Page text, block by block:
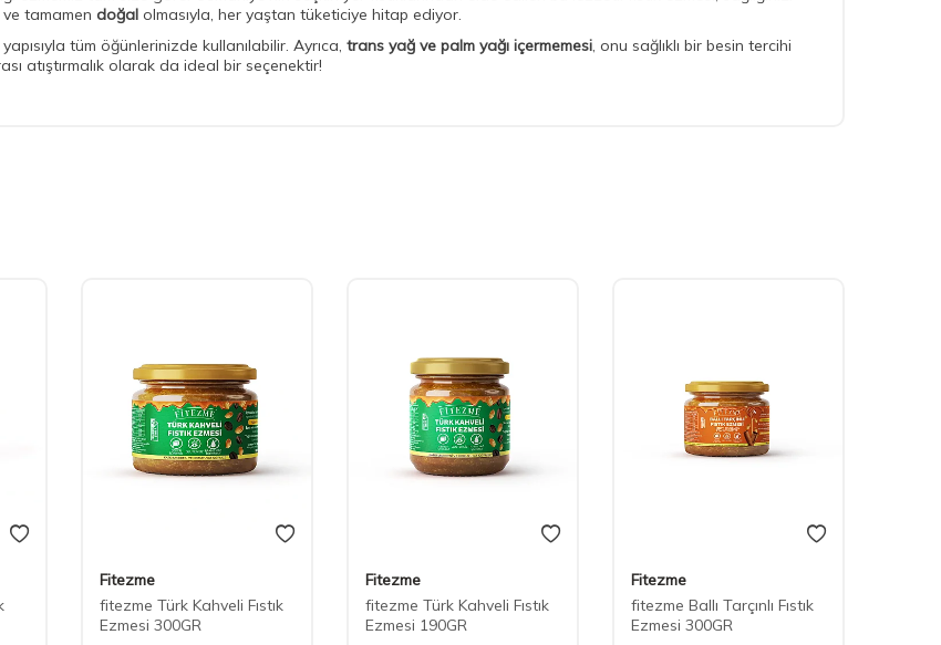
ve tamamen doğal olmasıyla, her yaştan tüketiciye hitap ediyor.
yapısıyla tüm öğünlerinizde kullanılabilir. Ayrıca, trans yağ ve palm yağı içermemesi, onu sağlıklı bir besin tercihi
atıştırmalık olarak da ideal bir seçenektir!
Fitezme
fitezme Türk Kahveli Fıstık
Ezmesi 300GR
Fitezme
fitezme Türk Kahveli Fıstık
Ezmesi 190GR
Fitezme
fitezme Ballı Tarçınlı Fıstık
Ezmesi 300GR